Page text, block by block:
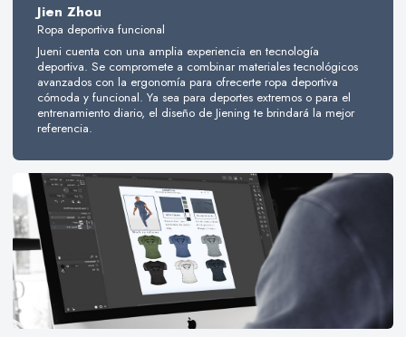
Jien Zhou
Ropa deportiva funcional
Jueni cuenta con una amplia experiencia en tecnología
deportiva. Se compromete a combinar materiales tecnológicos
avanzados con la ergonomía para ofrecerte ropa deportiva
cómoda y funcional. Ya sea para deportes extremos o para el
entrenamiento diario, el diseño de Jiening te brindará la mejor
referencia.